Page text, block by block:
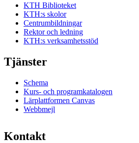
KTH Biblioteket
KTH:s skolor
Centrumbildningar
Rektor och ledning
KTH:s verksamhetsstöd
Tjänster
Schema
Kurs- och programkatalogen
Lärplattformen Canvas
Webbmejl
Kontakt